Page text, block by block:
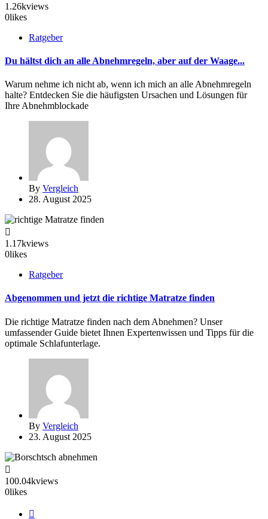
1.26kviews
0likes
Ratgeber
Du hältst dich an alle Abnehmregeln, aber auf der Waage...
Warum nehme ich nicht ab, wenn ich mich an alle Abnehmregeln
halte? Entdecken Sie die häufigsten Ursachen und Lösungen für
Ihre Abnehmblockade
By Vergleich
28. August 2025
1.17kviews
0likes
Ratgeber
Abgenommen und jetzt die richtige Matratze finden
Die richtige Matratze finden nach dem Abnehmen? Unser
umfassender Guide bietet Ihnen Expertenwissen und Tipps für die
optimale Schlafunterlage.
By Vergleich
23. August 2025
100.04kviews
0likes